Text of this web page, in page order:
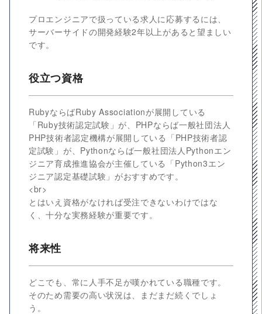
プロエンジニアで扱っている求人に応募するには、
サーバーサイドの開発経験2年以上があると望ましい
です。
役立つ資格
RubyならばRuby Associationが展開している
「Ruby技術認定試験」が、PHPならば一般社団法人
PHP技術者認定機構が展開している「PHP技術者認
定試験」が、Pythonならば一般社団法人Pythonエン
ジニア育成推進協会が主催している「Python3エン
ジニア認定基礎試験」がおすすめです。
<br>
とはいえ資格がなければ受注できないわけではな
く、十分な実務経験が重要です。
将来性
どこでも、常に人手不足が嘆かれている職種です。
そのため需要の高い状況は、まだまだ続くでしょ
う。